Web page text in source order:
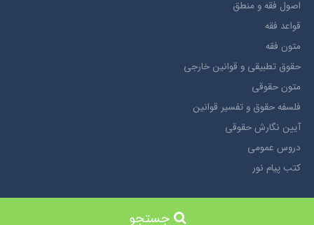
جستجو
اصول فقه و منطق
قواعد فقه
متون فقه
حقوق تطبيقي و قوانین خارجی
متون حقوقي
فلسفه حقوق و تفسیر قوانین
آیین نگارش حقوقی
دروس عمومی
کتب پیام نور